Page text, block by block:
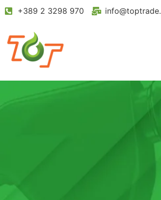
+389 2 3298 970